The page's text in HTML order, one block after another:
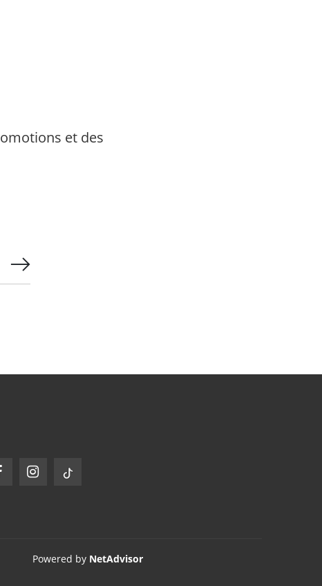
et des
Powered by NetAdvisor